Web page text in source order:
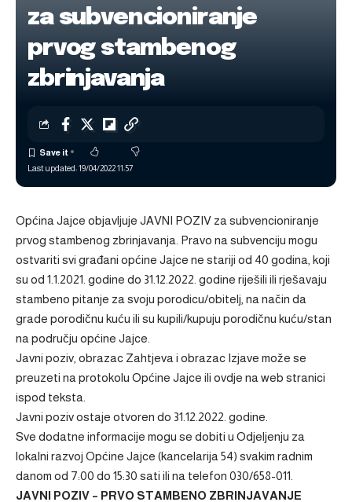
za subvencioniranje
prvog stambenog
zbrinjavanja
Last updated: 19/04/2022 11:57
Općina Jajce objavljuje JAVNI POZIV za subvencioniranje
prvog stambenog zbrinjavanja. Pravo na subvenciju mogu
ostvariti svi građani općine Jajce ne stariji od 40 godina, koji
su od 1.1.2021. godine do 31.12.2022. godine riješili ili rješavaju
stambeno pitanje za svoju porodicu/obitelj, na način da
grade porodičnu kuću ili su kupili/kupuju porodičnu kuću/stan
na području općine Jajce.
Javni poziv, obrazac Zahtjeva i obrazac Izjave može se
preuzeti na protokolu Općine Jajce ili ovdje na web stranici
ispod teksta.
Javni poziv ostaje otvoren do 31.12.2022. godine.
Sve dodatne informacije mogu se dobiti u Odjeljenju za
lokalni razvoj Općine Jajce (kancelarija 54) svakim radnim
danom od 7:00 do 15:30 sati ili na telefon 030/658-011.
JAVNI POZIV – PRVO STAMBENO ZBRINJAVANJE